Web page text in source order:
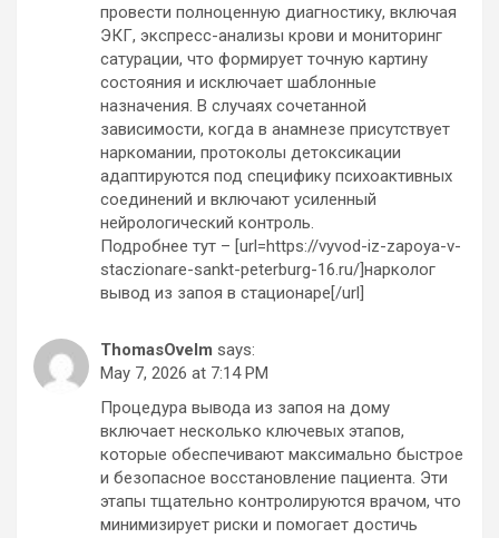
провести полноценную диагностику, включая
ЭКГ, экспресс-анализы крови и мониторинг
сатурации, что формирует точную картину
состояния и исключает шаблонные
назначения. В случаях сочетанной
зависимости, когда в анамнезе присутствует
наркомании, протоколы детоксикации
адаптируются под специфику психоактивных
соединений и включают усиленный
нейрологический контроль.
Подробнее тут – [url=https://vyvod-iz-zapoya-v-
staczionare-sankt-peterburg-16.ru/]нарколог
вывод из запоя в стационаре[/url]
ThomasOvelm says:
May 7, 2026 at 7:14 PM
Процедура вывода из запоя на дому
включает несколько ключевых этапов,
которые обеспечивают максимально быстрое
и безопасное восстановление пациента. Эти
этапы тщательно контролируются врачом, что
минимизирует риски и помогает достичь